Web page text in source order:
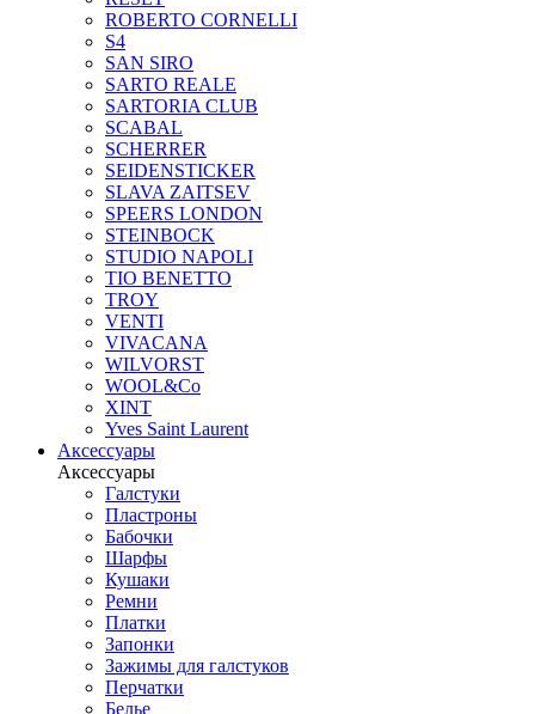
ROBERTO CORNELLI
S4
SAN SIRO
SARTO REALE
SARTORIA CLUB
SCABAL
SCHERRER
SEIDENSTICKER
SLAVA ZAITSEV
SPEERS LONDON
STEINBOCK
STUDIO NAPOLI
TIO BENETTO
TROY
VENTI
VIVACANA
WILVORST
WOOL&Co
XINT
Yves Saint Laurent
Аксессуары
Аксессуары
Галстуки
Пластроны
Бабочки
Шарфы
Кушаки
Ремни
Платки
Запонки
Зажимы для галстуков
Перчатки
Белье